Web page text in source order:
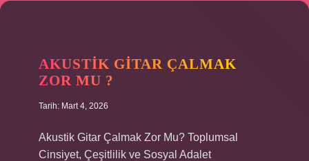
Hakkımızda
AKUSTIK GITAR ÇALMAK
ZOR MU ?
Tarih: Mart 4, 2026
Akustik Gitar Çalmak Zor Mu? Toplumsal
Cinsiyet, Çeşitlilik ve Sosyal Adalet